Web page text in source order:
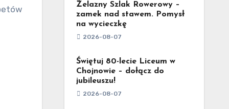
Żelazny Szlak Rowerowy –
zamek nad stawem. Pomysł
na wycieczkę
2026-08-07
Świętuj 80-lecie Liceum w
Chojnowie – dołącz do
jubileuszu!
2026-08-07